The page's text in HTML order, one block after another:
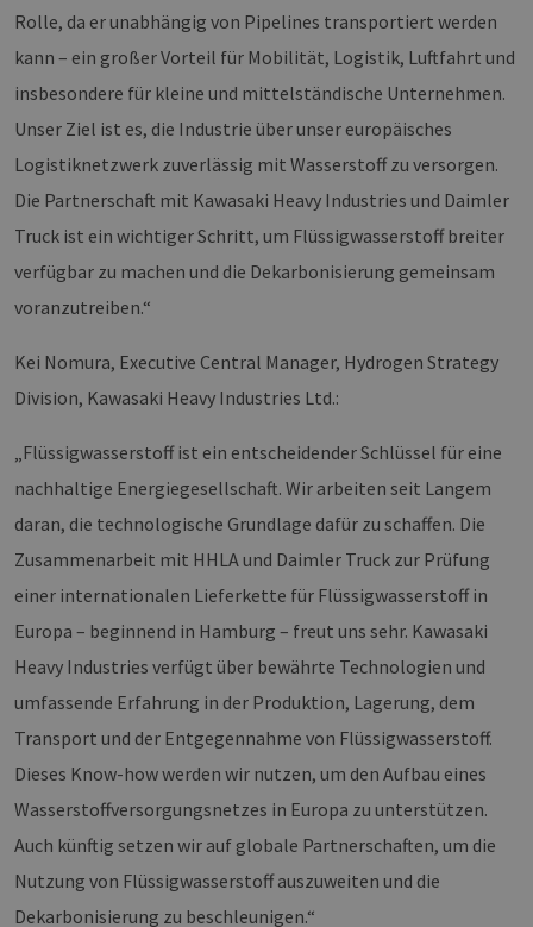
Rolle, da er unabhängig von Pipelines transportiert werden
kann – ein großer Vorteil für Mobilität, Logistik, Luftfahrt und
insbesondere für kleine und mittelständische Unternehmen.
Unser Ziel ist es, die Industrie über unser europäisches
Logistiknetzwerk zuverlässig mit Wasserstoff zu versorgen.
Die Partnerschaft mit Kawasaki Heavy Industries und Daimler
Truck ist ein wichtiger Schritt, um Flüssigwasserstoff breiter
verfügbar zu machen und die Dekarbonisierung gemeinsam
voranzutreiben.“
Kei Nomura, Executive Central Manager, Hydrogen Strategy
Division, Kawasaki Heavy Industries Ltd.:
„Flüssigwasserstoff ist ein entscheidender Schlüssel für eine
nachhaltige Energiegesellschaft. Wir arbeiten seit Langem
daran, die technologische Grundlage dafür zu schaffen. Die
Zusammenarbeit mit HHLA und Daimler Truck zur Prüfung
einer internationalen Lieferkette für Flüssigwasserstoff in
Europa – beginnend in Hamburg – freut uns sehr. Kawasaki
Heavy Industries verfügt über bewährte Technologien und
umfassende Erfahrung in der Produktion, Lagerung, dem
Transport und der Entgegennahme von Flüssigwasserstoff.
Dieses Know-how werden wir nutzen, um den Aufbau eines
Wasserstoffversorgungsnetzes in Europa zu unterstützen.
Auch künftig setzen wir auf globale Partnerschaften, um die
Nutzung von Flüssigwasserstoff auszuweiten und die
Dekarbonisierung zu beschleunigen.“